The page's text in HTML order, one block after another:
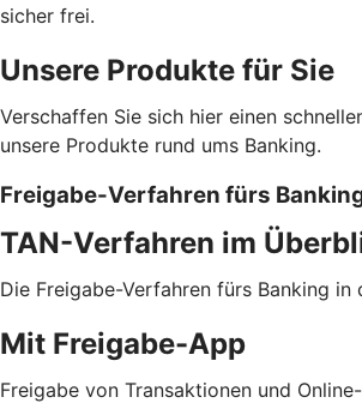
sicher frei.
Unsere Produkte für Sie
Verschaffen Sie sich hier einen
unsere Produkte rund ums Banking.
Freigabe-Verfahren fürs
TAN-Verfahren im
Die Freigabe-Verfahren fürs Banking in
Mit Freigabe-App
Freigabe von Transaktionen und Online-